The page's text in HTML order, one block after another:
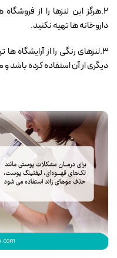
2.هرگز این لنزها را از
داروخانه ها تهیه نکنید.
3.لنزهای رنگی را از آرایشگاه
دیگری از آن استفاده کرده